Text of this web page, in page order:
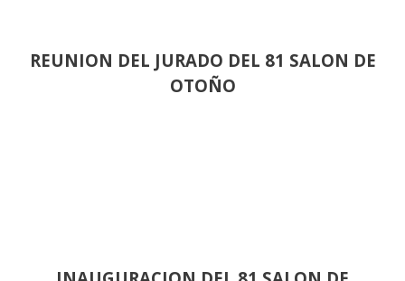
REUNION DEL JURADO DEL 81 SALON DE
OTOÑO